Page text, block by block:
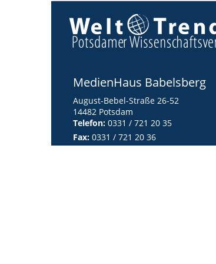
MedienHaus Babelsberg
August-Bebel-Straße 26-52
14482 Potsdam
Telefon: 0331 / 721 20 35
Fax: 0331 / 721 20 36